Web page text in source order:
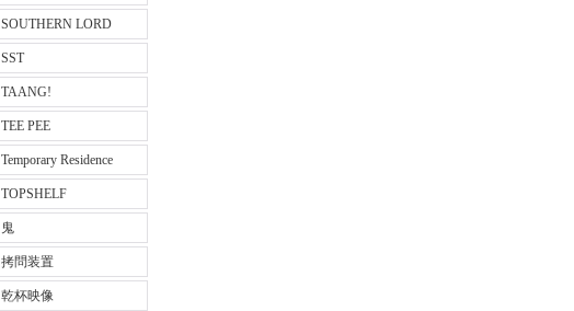
SOUTHERN LORD
SST
TAANG!
TEE PEE
Temporary Residence
TOPSHELF
鬼
拷問装置
乾杯映像